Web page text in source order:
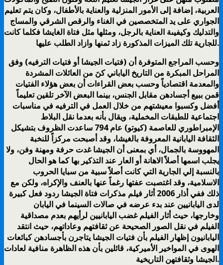
العربية، إضافة إلى الأمور المنزلية والعناية بالأطفال، وكان يتم تعليم
الجواري على يد المتخصصين في الغناء والرقص الشرقي والمساج
والتدليك وكيفيىة العناية بالرجل، ومثلها مثل فتاة الغايشا فكلما كانت
للجارية تلك الميزات المذكورة زاد ثمنها وازاد الطلب عليها.
وحسب المراجع المتوفرة أن (فتيات الجيشا أو فتيات الترفيه) وفق
المراحل المبكرة من التاريخ الياباني كنَ من العائلات المشردة
والمعدمة اقتصادياً وحسب بعض القراءات أن بعض هؤلاء الفتيات
قمن ببيع أجسادهن مقابل الجنس، بينما البعض الآخر تلقين تعليماً
أفضل وكسبوا معيشتهم من خلال العمل في الترفيه في مناسبات
اجتماعية للطبقات المخملية، ويقال بأنه بعدما نقل البلاط
الإمبراطوري للعاصمة (كيوتو) عام 794 ساعدت الظروف بتشيكل
الثقافة اليابانية المعروفة بالغيشا، وقد أصبحت مركزاً للنخبة
المهووسة بالجمال، أي بمعنى أن الجيشا غدت حرفة ومهنة وفن، ولا
يجلب اسمها أصلاً الاهانة أو العار عند التذكير بها كما هو الحال
بالنسبة إلي الجارية التي كانت أصلاً سبية من سبايا الحروب
الاسلامية، وقد اغتصبت عفتها رغماً عنها بالعنف والإكراه، ولكن مع
ذلك ففي أذار 2006 أثار فيلم مذكرات فتاة الجيشا ردود فعل كبيرة
لدى اليابانيين عند بدء عرضه في صالات السينما في اليابان
وخارجها، حيث أثار الفيلم غضب اليابانيين لرأيهم بعدم مصداقية
الفيلم في نقل الصور الصحيحة عن ثقافتهم وعاداتهم، حيث انتقد
اليابانيون إظهار الفيلم بأن فتيات الجيشا يتاجرن بأجسادهن كبائعات
الهوى في المواخير الأميركية، قائلين بأن هذه الظاهرة منافية لعادات
الجيشا وثقافتهن التاريخية.